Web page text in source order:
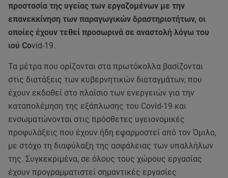
προστασία της υγείας των εργαζομένων με την
επανεκκίνηση των παραγωγικών δραστηριοτήτων, οι
οποίες έχουν τεθεί προσωρινά σε αναστολή λόγω του
ιού Covid-19.
Τα μέτρα που ορίζονται στα πρωτόκολλα βασίζονται
στις διατάξεις των κυβερνητικών διαταγμάτων, που
έχουν εκδοθεί στο πλαίσιο των ενεργειών για την
καταπολέμηση της εξάπλωσης του Covid-19 και
ενσωματώνονται στις πρόσθετες υγειονομικές
προφυλάξεις που έχουν ήδη εφαρμοστεί από τον Όμιλο,
με στόχο τη διαφύλαξη της ασφάλειας των υπαλλήλων
της. Συγκεκριμένα, σε όλους τους χώρους εργασίας
έχουν προγραμματιστεί σημαντικές εργασίες